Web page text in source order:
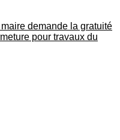
demande la gratuité
pour travaux du